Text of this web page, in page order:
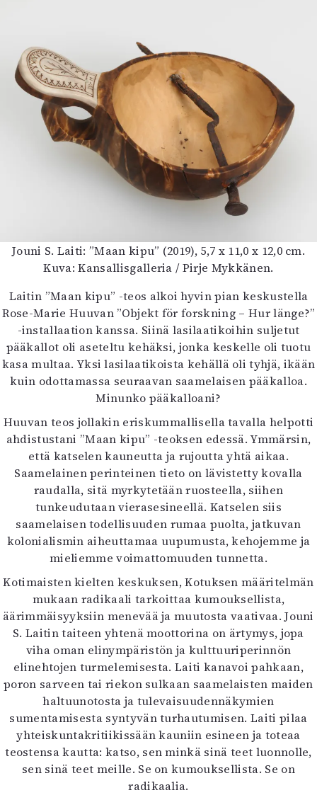
Jouni S. Laiti: ”Maan kipu” (2019), 5,7 x 11,0 x 12,0 cm.
Kuva: Kansallisgalleria / Pirje Mykkänen.
Laitin ”Maan kipu” -teos alkoi hyvin pian keskustella
Rose-Marie Huuvan ”Objekt för forskning – Hur länge?”
-installaation kanssa. Siinä lasilaatikoihin suljetut
pääkallot oli aseteltu kehäksi, jonka keskelle oli tuotu
kasa multaa. Yksi lasilaatikoista kehällä oli tyhjä, ikään
kuin odottamassa seuraavan saamelaisen pääkalloa.
Minunko pääkalloani?
Huuvan teos jollakin eriskummallisella tavalla helpotti
ahdistustani ”Maan kipu” -teoksen edessä. Ymmärsin,
että katselen kauneutta ja rujoutta yhtä aikaa.
Saamelainen perinteinen tieto on lävistetty kovalla
raudalla, sitä myrkytetään ruosteella, siihen
tunkeudutaan vierasesineellä. Katselen siis
saamelaisen todellisuuden rumaa puolta, jatkuvan
kolonialismin aiheuttamaa uupumusta, kehojemme ja
mieliemme voimattomuuden tunnetta.
Kotimaisten kielten keskuksen, Kotuksen määritelmän
mukaan radikaali tarkoittaa kumouksellista,
äärimmäisyyksiin menevää ja muutosta vaativaa. Jouni
S. Laitin taiteen yhtenä moottorina on ärtymys, jopa
viha oman elinympäristön ja kulttuuriperinnön
elinehtojen turmelemisesta. Laiti kanavoi pahkaan,
poron sarveen tai riekon sulkaan saamelaisten maiden
haltuunotosta ja tulevaisuudennäkymien
sumentamisesta syntyvän turhautumisen. Laiti pilaa
yhteiskuntakritiikissään kauniin esineen ja toteaa
teostensa kautta: katso, sen minkä sinä teet luonnolle,
sen sinä teet meille. Se on kumouksellista. Se on
radikaalia.